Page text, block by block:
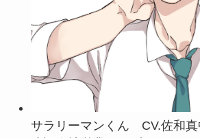
サラリーマンくん CV.佐和真